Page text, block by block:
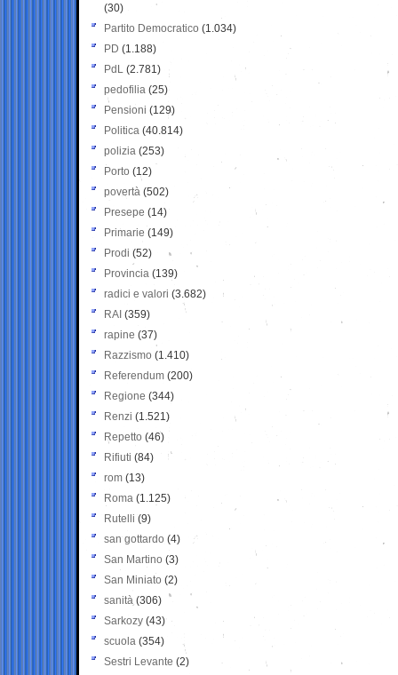
(30)
Partito Democratico (1.034)
PD (1.188)
PdL (2.781)
pedofilia (25)
Pensioni (129)
Politica (40.814)
polizia (253)
Porto (12)
povertà (502)
Presepe (14)
Primarie (149)
Prodi (52)
Provincia (139)
radici e valori (3.682)
RAI (359)
rapine (37)
Razzismo (1.410)
Referendum (200)
Regione (344)
Renzi (1.521)
Repetto (46)
Rifiuti (84)
rom (13)
Roma (1.125)
Rutelli (9)
san gottardo (4)
San Martino (3)
San Miniato (2)
sanità (306)
Sarkozy (43)
scuola (354)
Sestri Levante (2)